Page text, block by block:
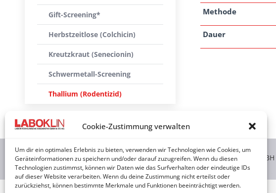
Cookie-Zustimmung verwalten
Um dir ein optimales Erlebnis zu bieten, verwenden wir Technologien wie Cookies, um
Geräteinformationen zu speichern und/oder darauf zuzugreifen. Wenn du diesen
Technologien zustimmst, können wir Daten wie das Surfverhalten oder eindeutige IDs
auf dieser Website verarbeiten. Wenn du deine Zustimmung nicht erteilst oder
zurückziehst, können bestimmte Merkmale und Funktionen beeinträchtigt werden.
Methode
Dauer
Gift-Screening*
Herbstzeitlose (Colchicin)
Kreutzkraut (Senecionin)
Schwermetall-Screening
Thallium (Rodentizid)
2026 © LABOKLIN